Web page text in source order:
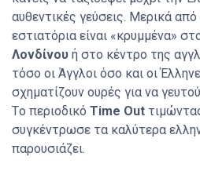
αυθεντικές γεύσεις. Μερικά
εστιατόρια είναι «κρυμμένα»
Λονδίνου ή στο κέντρο της
τόσο οι Άγγλοι όσο και οι
σχηματίζουν ουρές για να
Τo περιοδικό Time Out
συγκέντρωσε τα καλύτερα
παρουσιάζει.